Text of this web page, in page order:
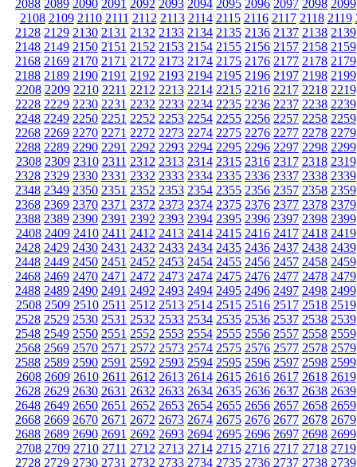
2088 2089 2090 2091 2092 2093 2094 2095 2096 2097 2098 2099
2108 2109 2110 2111 2112 2113 2114 2115 2116 2117 2118 2119
2128 2129 2130 2131 2132 2133 2134 2135 2136 2137 2138 2139
2148 2149 2150 2151 2152 2153 2154 2155 2156 2157 2158 2159
2168 2169 2170 2171 2172 2173 2174 2175 2176 2177 2178 2179
2188 2189 2190 2191 2192 2193 2194 2195 2196 2197 2198 2199
2208 2209 2210 2211 2212 2213 2214 2215 2216 2217 2218 2219
2228 2229 2230 2231 2232 2233 2234 2235 2236 2237 2238 2239
2248 2249 2250 2251 2252 2253 2254 2255 2256 2257 2258 2259
2268 2269 2270 2271 2272 2273 2274 2275 2276 2277 2278 2279
2288 2289 2290 2291 2292 2293 2294 2295 2296 2297 2298 2299
2308 2309 2310 2311 2312 2313 2314 2315 2316 2317 2318 2319
2328 2329 2330 2331 2332 2333 2334 2335 2336 2337 2338 2339
2348 2349 2350 2351 2352 2353 2354 2355 2356 2357 2358 2359
2368 2369 2370 2371 2372 2373 2374 2375 2376 2377 2378 2379
2388 2389 2390 2391 2392 2393 2394 2395 2396 2397 2398 2399
2408 2409 2410 2411 2412 2413 2414 2415 2416 2417 2418 2419
2428 2429 2430 2431 2432 2433 2434 2435 2436 2437 2438 2439
2448 2449 2450 2451 2452 2453 2454 2455 2456 2457 2458 2459
2468 2469 2470 2471 2472 2473 2474 2475 2476 2477 2478 2479
2488 2489 2490 2491 2492 2493 2494 2495 2496 2497 2498 2499
2508 2509 2510 2511 2512 2513 2514 2515 2516 2517 2518 2519
2528 2529 2530 2531 2532 2533 2534 2535 2536 2537 2538 2539
2548 2549 2550 2551 2552 2553 2554 2555 2556 2557 2558 2559
2568 2569 2570 2571 2572 2573 2574 2575 2576 2577 2578 2579
2588 2589 2590 2591 2592 2593 2594 2595 2596 2597 2598 2599
2608 2609 2610 2611 2612 2613 2614 2615 2616 2617 2618 2619
2628 2629 2630 2631 2632 2633 2634 2635 2636 2637 2638 2639
2648 2649 2650 2651 2652 2653 2654 2655 2656 2657 2658 2659
2668 2669 2670 2671 2672 2673 2674 2675 2676 2677 2678 2679
2688 2689 2690 2691 2692 2693 2694 2695 2696 2697 2698 2699
2708 2709 2710 2711 2712 2713 2714 2715 2716 2717 2718 2719
2728 2729 2730 2731 2732 2733 2734 2735 2736 2737 2738 2739